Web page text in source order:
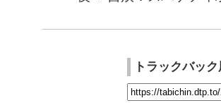
トラックバッ